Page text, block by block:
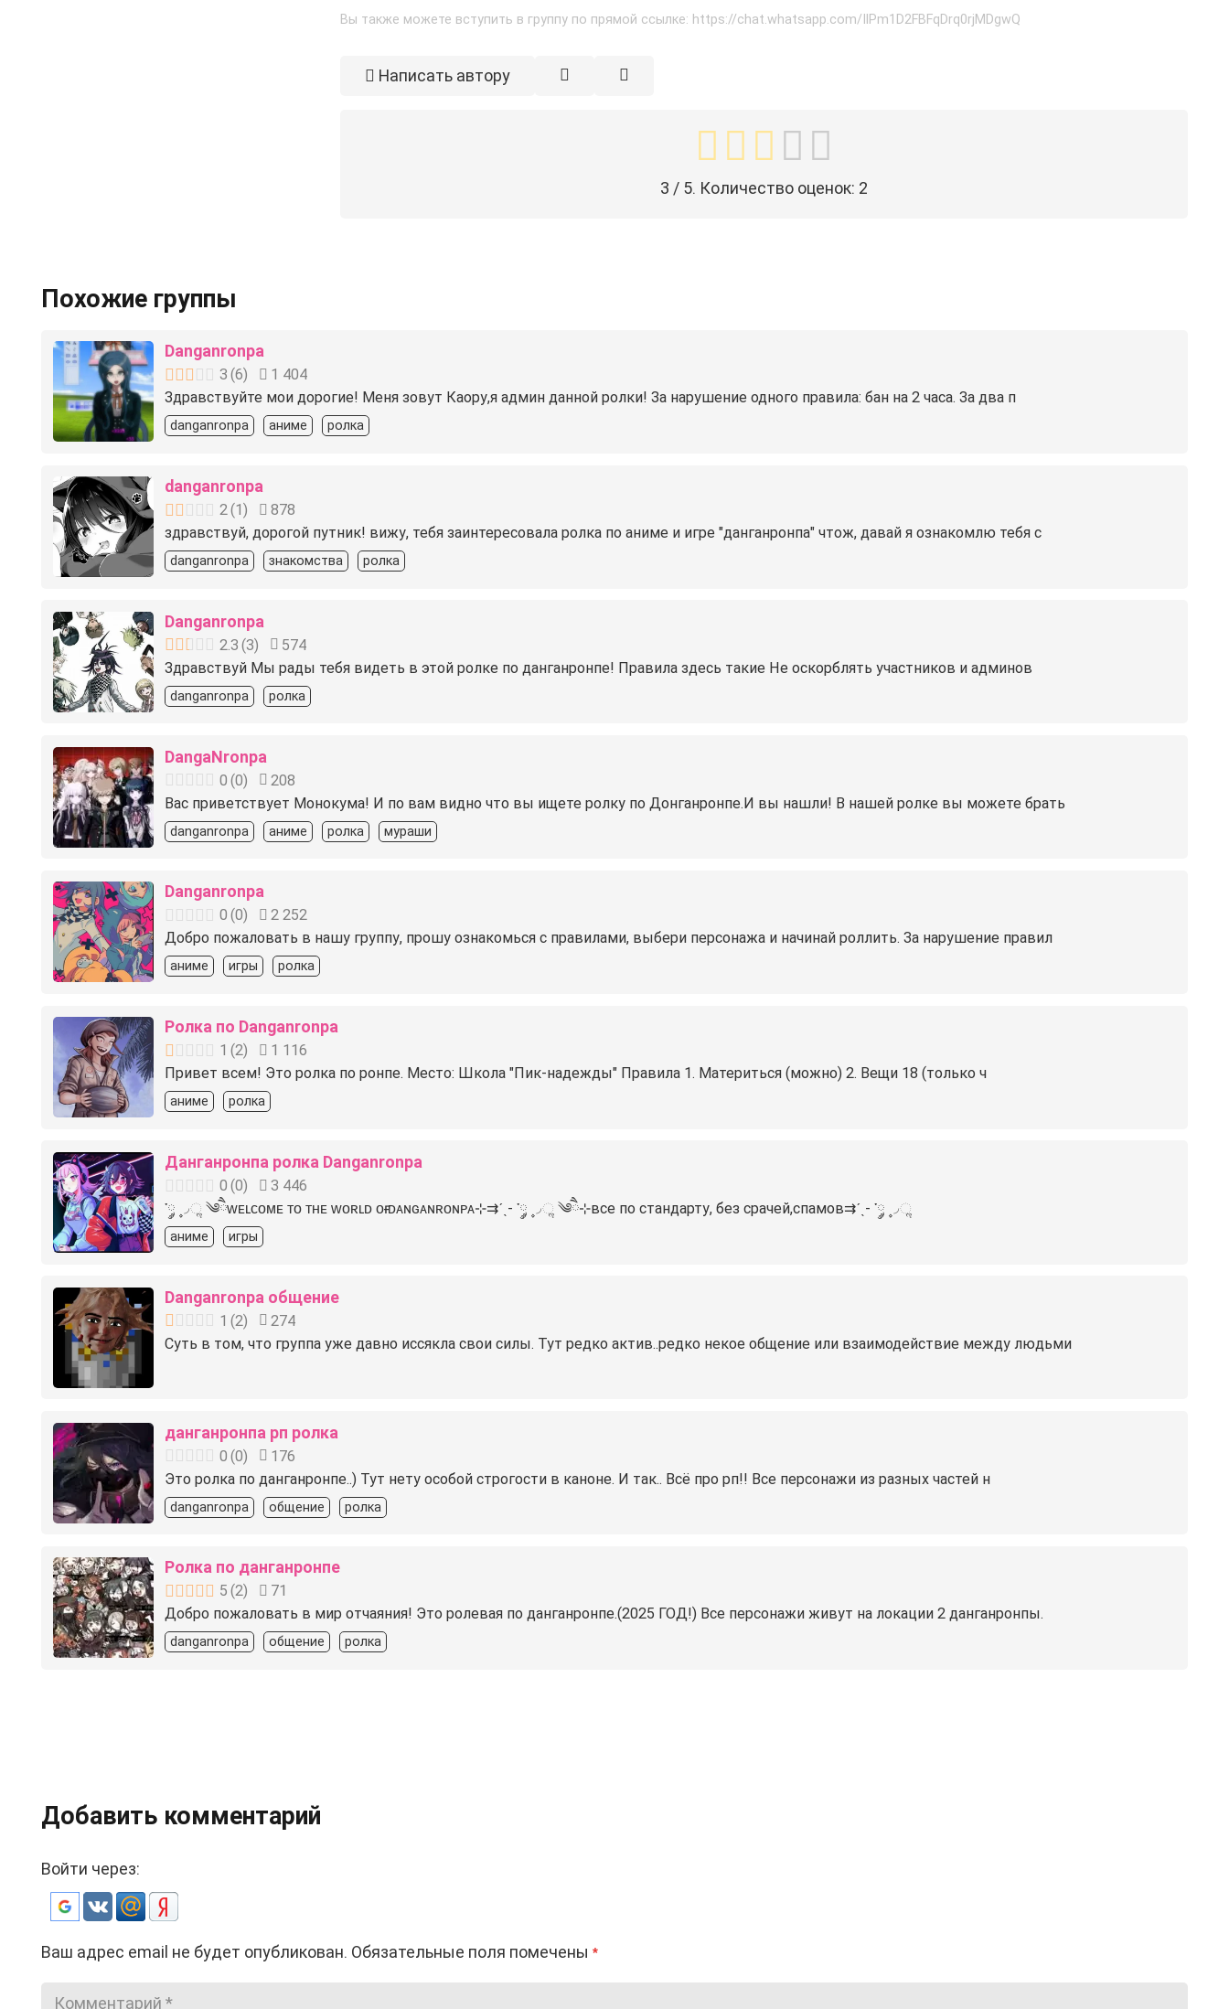
Вы также можете вступить в группу по прямой ссылке: https://chat.whatsapp.com/IlPm1D2FBFqDrq0rjMDgwQ
Написать автору
3 / 5. Количество оценок: 2
Похожие группы
Danganronpa
3 (6)
1 404
Здравствуйте мои дорогие! Меня зовут Каору,я админ данной ролки! За нарушение одного правила: бан на 2 часа. За два п
danganronpa аниме ролка
danganronpa
2(1)
878
здравствуй, дорогой путник! вижу, тебя заинтересовала ролка по аниме и игре "данганронпа" чтож, давай я ознакомлю тебя с
danganronpa знакомства ролка
Danganronpa
2.3 (3)
574
Здравствуй Мы рады тебя видеть в этой ролке по данганронпе! Правила здесь такие Не оскорблять участников и админов
danganronpa ролка
DangaNronpa
0 (0)
208
Вас приветствует Монокума! И по вам видно что вы ищете ролку по Донганронпе.И вы нашли! В нашей ролке вы можете брать
danganronpa аниме ролка мураши
Danganronpa
0 (0)
2 252
Добро пожаловать в нашу группу, прошу ознакомься с правилами, выбери персонажа и начинай роллить. За нарушение правил
аниме игры ролка
Ролка по Danganronpa
1 (2)
1 116
Привет всем! Это ролка по ронпе. Место: Школа "Пик-надежды" Правила 1. Материться (можно) 2. Вещи 18 (только ч
аниме ролка
Данганронпа ролка Danganronpa
0 (0)
3 446
་༘ ۪۪◞ૢ ༄ཻᴡᴇʟᴄᴏᴍᴇ ᴛᴏ ᴛʜᴇ ᴡᴏʀʟᴅ ᴏғ ᴅᴀɴɢᴀɴʀᴏɴᴘᴀ⊹⇉️ˊˎ- ་༘ ۪۪◞ૢ ༄ཻ⊹все по стандарту, без срачей,спамов⇉ˊˎ- ་༘ ۪۪◞ૢ
аниме игры
Danganronpa общение
1 (2)
274
Суть в том, что группа уже давно иссякла свои силы. Тут редко актив..редко некое общение или взаимодействие между людьми
данганронпа рп ролка
0 (0)
176
Это ролка по данганронпе..) Тут нету особой строгости в каноне. И так.. Всё про рп!! Все персонажи из разных частей н
danganronpa общение ролка
Ролка по данганронпе
5 (2)
71
Добро пожаловать в мир отчаяния! Это ролевая по данганронпе.(2025 ГОД!) Все персонажи живут на локации 2 данганронпы.
danganronpa общение ролка
Добавить комментарий
Войти через:
Ваш адрес email не будет опубликован. Обязательные поля помечены *